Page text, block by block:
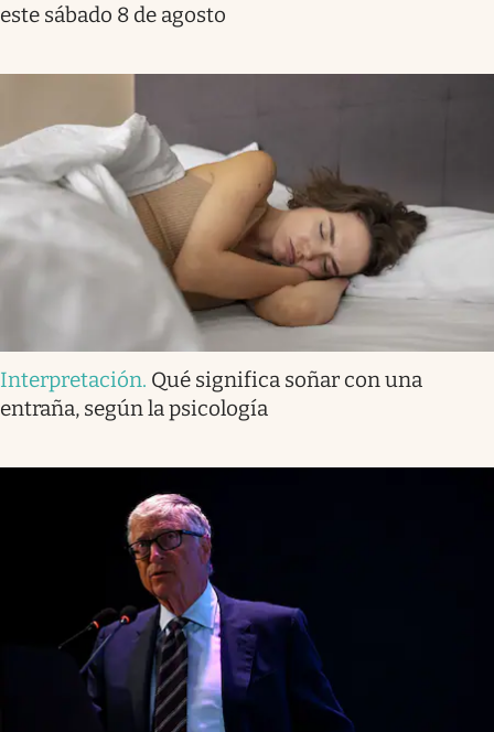
este sábado 8 de agosto
Interpretación. Qué significa soñar con una
entraña, según la psicología